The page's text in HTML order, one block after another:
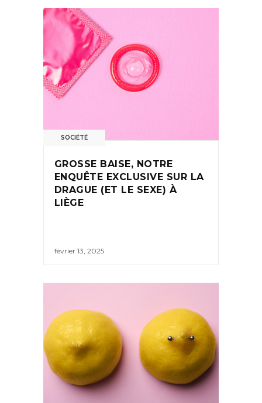
SOCIÉTÉ
GROSSE BAISE, NOTRE
ENQUÊTE EXCLUSIVE SUR LA
DRAGUE (ET LE SEXE) À
LIÈGE
février 13, 2025